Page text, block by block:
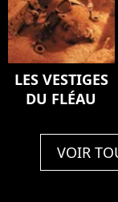
LES VESTIGES
DU FLÉAU
VOIR